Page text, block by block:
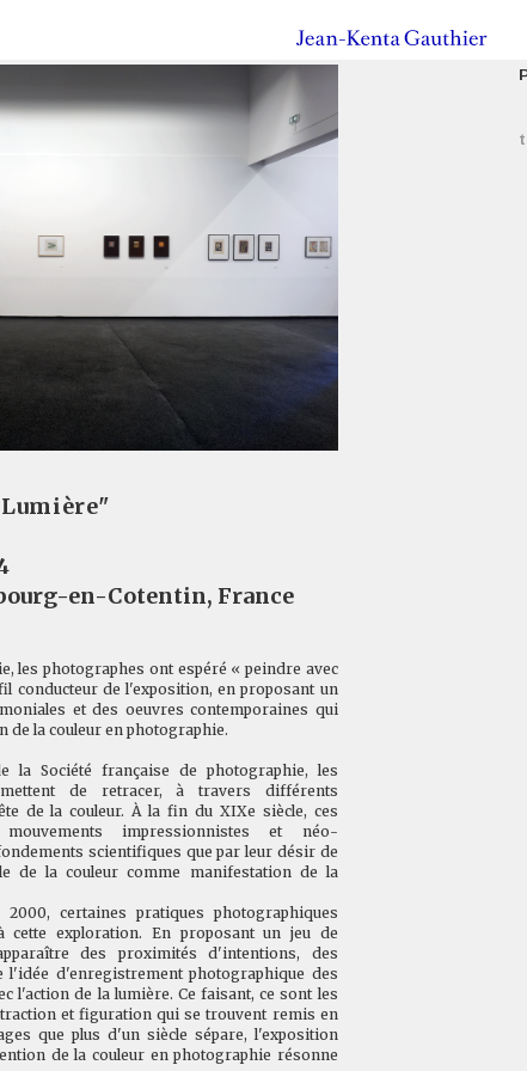
en-Cotentin, France
les photographes ont espéré « peindre avec
conducteur de l'exposition, en proposant un
et des oeuvres contemporaines qui
de la couleur en photographie.
la Société française de photographie, les
de retracer, à travers différents
de la couleur. À la fin du XIXe siècle, ces
impressionnistes et néo-
scientifiques que par leur désir de
de la couleur comme manifestation de la
certaines pratiques photographiques
cette exploration. En proposant un jeu de
des proximités d'intentions, des
d'enregistrement photographique des
l'action de la lumière. Ce faisant, ce sont les
et figuration qui se trouvent remis en
que plus d'un siècle sépare, l'exposition
de la couleur en photographie résonne